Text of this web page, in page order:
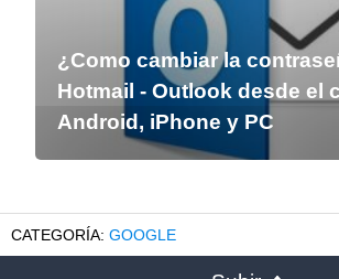
¿Como cambiar la
Hotmail - Outlook desde el
Android, iPhone y PC
GOOGLE